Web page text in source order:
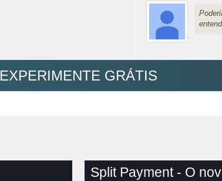
EXPERIMENTE GRÁTIS
Split Payment - O